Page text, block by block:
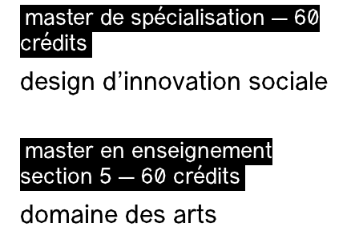
master de spécialisation — 60
crédits
design d'innovation sociale
master en enseignement
section 5 — 60 crédits
domaine des arts